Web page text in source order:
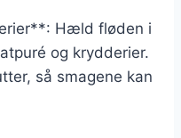
Hæld fløden i
og krydderier.
så smagene kan